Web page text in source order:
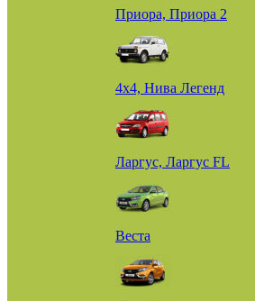
Приора, Приора 2
4х4, Нива Легенд
Ларгус, Ларгус FL
Веста